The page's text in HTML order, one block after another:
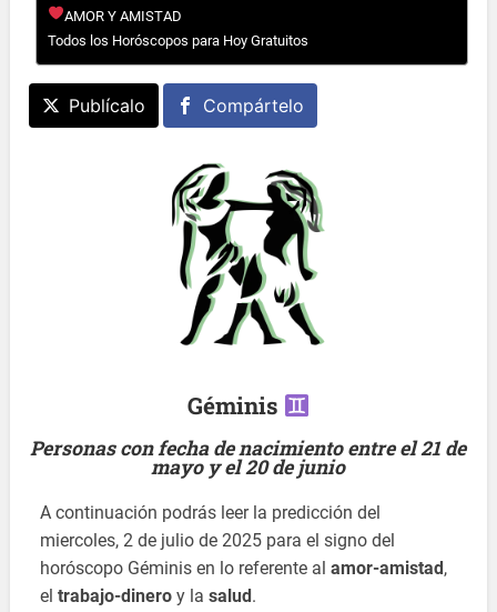
AMOR Y AMISTAD
Todos los Horóscopos para Hoy Gratuitos
Publícalo Compártelo
Géminis
Personas con fecha de nacimiento entre el 21 de
mayo y el 20 de junio
A continuación podrás leer la predicción del
miercoles, 2 de julio de 2025 para el signo del
horóscopo Géminis en lo referente alamor-amistad ,
eltrabajo-dinero y lasalud .